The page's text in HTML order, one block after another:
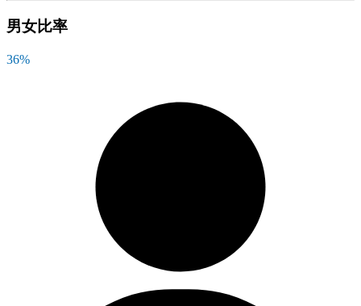
男女比率
36%